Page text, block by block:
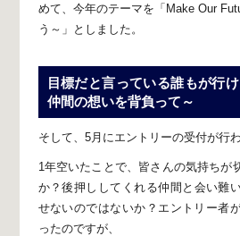
めて、今年のテーマを 「Make Our
う～」としました。
目標だと言っている誰もが行
仲間の想いを背負って～
そして、5月にエントリーの受付が行わ
1年空いたことで、皆さんの気持ちが
か？後押ししてくれる仲間と会い難
せないのではないか？ エントリー者
ったのですが、